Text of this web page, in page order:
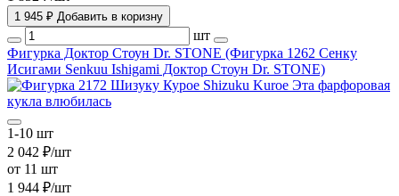
1 945 ₽ Добавить в коризну
шт
Фигурка Доктор Стоун Dr. STONE (Фигурка 1262 Сенку
Исигами Senkuu Ishigami Доктор Стоун Dr. STONE)
1-10 шт
2 042 ₽/шт
от 11 шт
1 944 ₽/шт